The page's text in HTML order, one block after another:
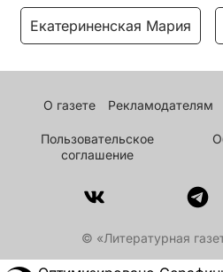
Екатериненская Мария
О газете Рекламодателям
Пользовательское
соглашение
© «Литературная